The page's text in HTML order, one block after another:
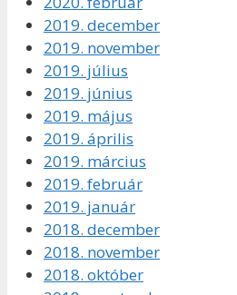
2019. december
2019. november
2019. július
2019. június
2019. május
2019. április
2019. március
2019. február
2019. január
2018. december
2018. november
2018. október